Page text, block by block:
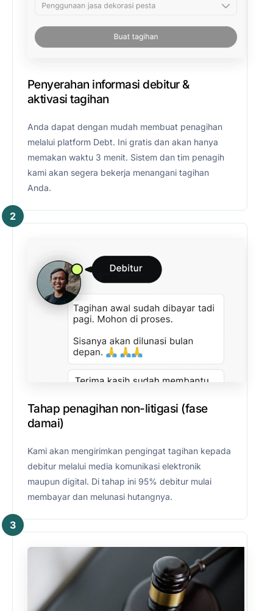
Penyerahan informasi debitur &
aktivasi tagihan
Anda dapat dengan mudah membuat penagihan
melalui platform Debt. Ini gratis dan akan hanya
memakan waktu 3 menit. Sistem dan tim penagih
kami akan segera bekerja menangani tagihan
Anda.
2
Tahap penagihan non-litigasi (fase
damai)
Kami akan mengirimkan pengingat tagihan kepada
debitur melalui media komunikasi elektronik
maupun digital. Di tahap ini 95% debitur mulai
membayar dan melunasi hutangnya.
3